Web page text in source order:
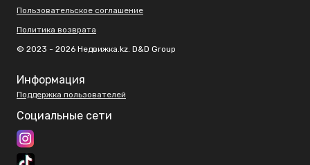
Пользовательское соглашение
Политика возврата
© 2023 - 2026 Недвижка.kz. D&D Group
Информация
Поддержка пользователей
Социальные сети